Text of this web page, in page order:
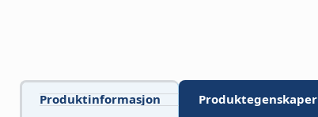
Produktinformasjon Produktegenskaper